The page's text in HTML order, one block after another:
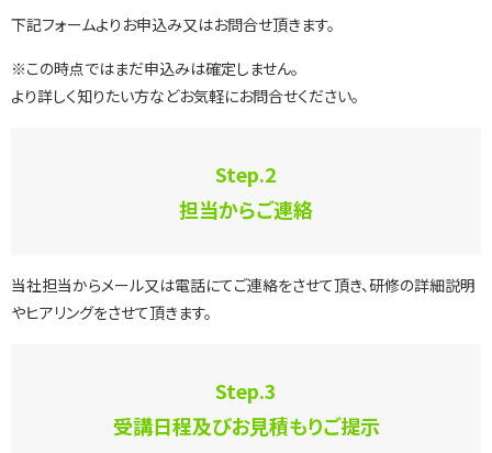
下記フォームよりお申込み又はお問合せ頂きます。
※この時点ではまだ申込みは確定しません。
より詳しく知りたい方などお気軽にお問合せください。
Step.2
担当からご連絡
当社担当からメール又は電話にてご連絡をさせて頂き、研修の詳細説明
やヒアリングをさせて頂きます。
Step.3
受講日程及びお見積もりご提示